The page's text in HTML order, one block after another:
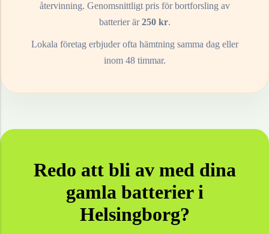
återvinning. Genomsnittligt pris för bortforsling av
batterierär250kr.
Lokala företag erbjuder ofta hämtning samma dag eller
inom 48 timmar.
Redo att bli av med dina
gamla batterieri
Helsingborg?